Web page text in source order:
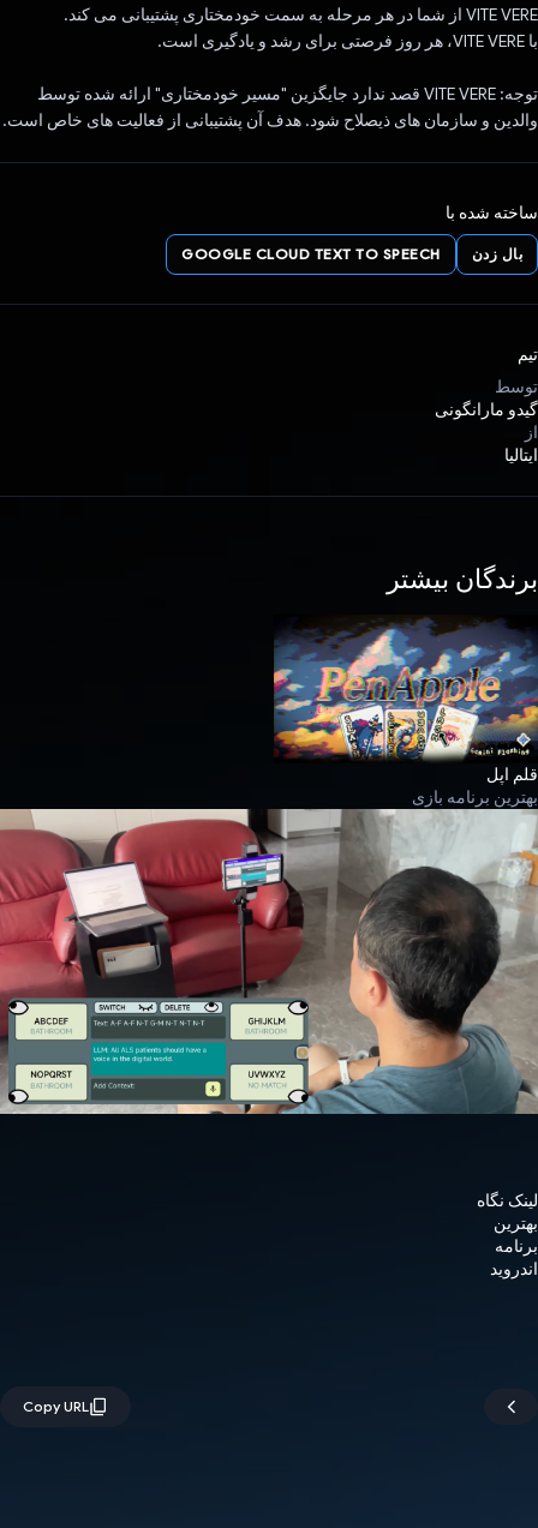
VITE VERE از شما در هر مرحله به سمت خودمختاری پشتیبانی می کند.
با VITE VERE، هر روز فرصتی برای رشد و یادگیری است.
توجه: VITE VERE قصد ندارد جایگزین "مسیر خودمختاری" ارائه شده توسط
والدین و سازمان های ذیصلاح شود. هدف آن پشتیبانی از فعالیت های خاص است.
ساخته شده با
بال زدن GOOGLE CLOUD TEXT TO SPEECH
تیم
توسط
گیدو مارانگونی
از
ایتالیا
برندگان بیشتر
قلم اپل
بهترین برنامه بازی
لینک نگاه
بهترین
برنامه
اندروید